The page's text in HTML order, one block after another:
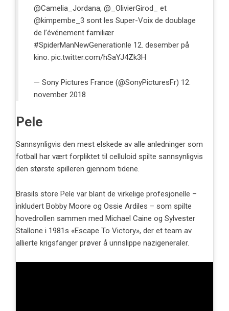
@Camelia_Jordana, @_OlivierGirod_
et
@kimpembe_3 sont les Super-Voix de doublage
de l’événement familiær
#SpiderManNewGeneration le 12. desember på
kino. pic.twitter.com/hSaYJ4Zk3H
— Sony Pictures France (@SonyPicturesFr) 12.
november 2018
Pele
Sannsynligvis den mest elskede av alle anledninger som
fotball har vært forpliktet til celluloid spilte sannsynligvis
den største spilleren gjennom tidene.
Brasils store Pele var blant de virkelige profesjonelle –
inkludert Bobby Moore og Ossie Ardiles – som spilte
hovedrollen sammen med Michael Caine og Sylvester
Stallone i 1981s «Escape To Victory», der et team av
allierte krigsfanger prøver å unnslippe nazigeneraler.